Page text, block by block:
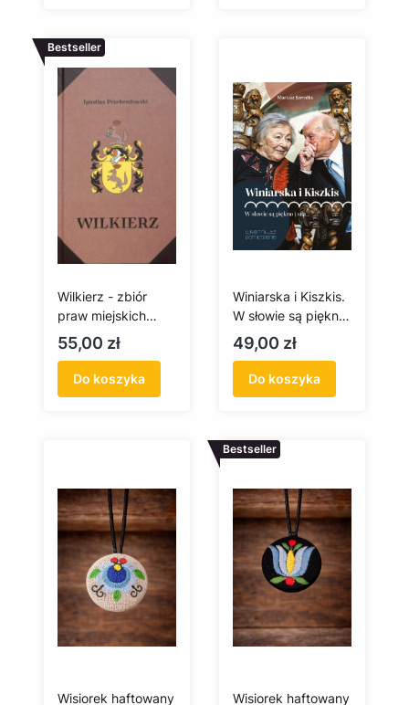
Bestseller
Wilkierz - zbiór
praw miejskich
Wejherowa z 1769
roku
Cena
55,00 zł
Do koszyka
Winiarska i Kiszkis.
W słowie są piękno
i siła...
Cena
49,00 zł
Do koszyka
Wisiorek haftowany
Bestseller
Wisiorek haftowany